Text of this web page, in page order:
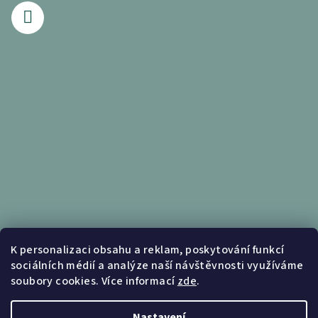
K personalizaci obsahu a reklam, poskytování funkcí
sociálních médií a analýze naší návštěvnosti využíváme
soubory cookies. Více informacízde.
Informace pro vás
Obchodní podmínky